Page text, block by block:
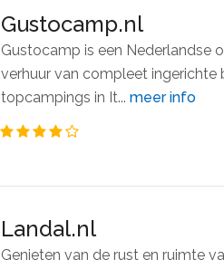
Gustocamp.nl
Gustocamp is een Nederlandse
verhuur van compleet
topcampings in It... meer info
Landal.nl
Genieten van de rust en ruimte